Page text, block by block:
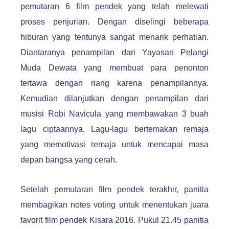
pemutaran 6 film pendek yang telah melewati
proses penjurian. Dengan diselingi beberapa
hiburan yang tentunya sangat menarik perhatian.
Diantaranya penampilan dari Yayasan Pelangi
Muda Dewata yang membuat para penonton
tertawa dengan riang karena penampilannya.
Kemudian dilanjutkan dengan penampilan dari
musisi Robi Navicula yang membawakan 3 buah
lagu ciptaannya. Lagu-lagu bertemakan remaja
yang memotivasi remaja untuk mencapai masa
depan bangsa yang cerah.
Setelah pemutaran film pendek terakhir, panitia
membagikan notes voting untuk menentukan juara
favorit film pendek Kisara 2016. Pukul 21.45 panitia